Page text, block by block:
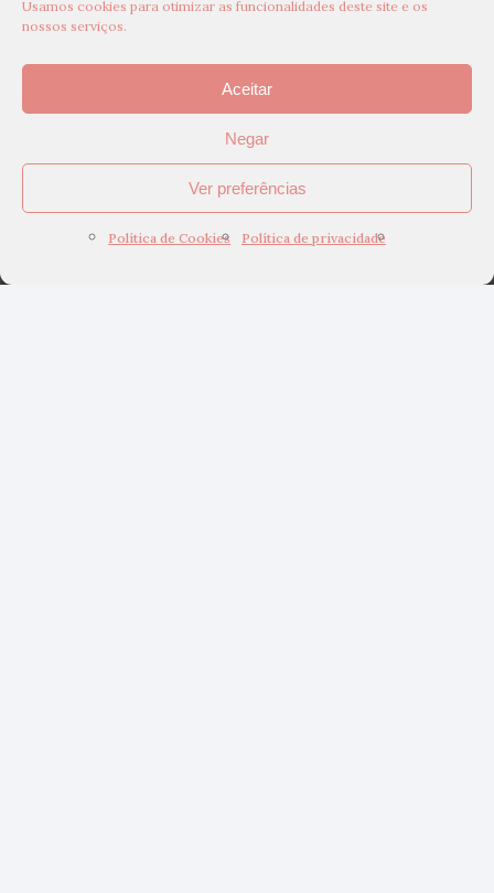
Usamos cookies para otimizar as funcionalidades deste site e os
nossos serviços.
Aceitar
Negar
Ver preferências
Política de Cookies Política de privacidade